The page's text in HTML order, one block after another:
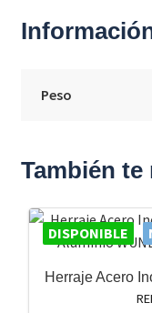
Peso
También
DISPONIBLE
Herraje Acero